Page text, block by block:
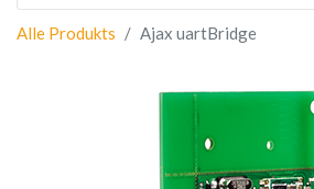
Alle Produkts Ajax uartBridge